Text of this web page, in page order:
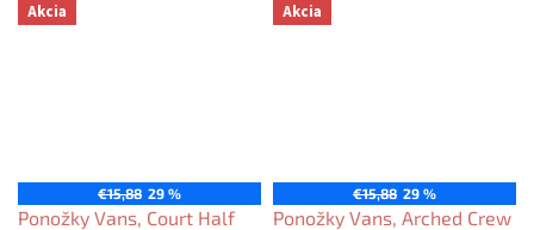
Akcia
€15,88 29 %
Ponožky Vans, Court Half
Akcia
€15,88 29 %
Ponožky Vans, Arched Crew